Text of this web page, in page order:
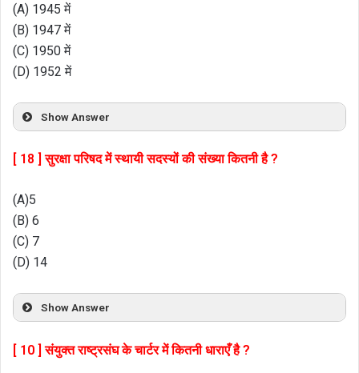
(A) 1945 में
(B) 1947 में
(C) 1950 में
(D) 1952 में
Show Answer
[ 18 ] सुरक्षा परिषद में स्थायी सदस्यों की संख्या कितनी है ?
(A)5
(B) 6
(C) 7
(D) 14
Show Answer
[ 10 ] संयुक्त राष्ट्रसंघ के चार्टर में कितनी धाराएँ है ?